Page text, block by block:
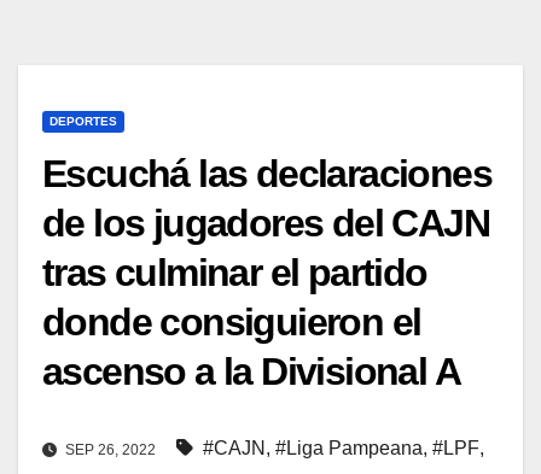
DEPORTES
Escuchá las declaraciones
de los jugadores del CAJN
tras culminar el partido
donde consiguieron el
ascenso a la Divisional A
SEP 26, 2022 #CAJN , #Liga Pampeana, #LPF,